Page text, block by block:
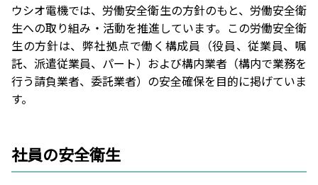
ウシオ電機では、労働安全衛生の方針のもと、労働安全衛
生への取り組み・活動を推進しています。この労働安全衛
生の方針は、弊社拠点で働く構成員（役員、従業員、嘱
託、派遣従業員、パート）および構内業者（構内で業務を
行う請負業者、委託業者）の安全確保を目的に掲げていま
す。
社員の安全衛生